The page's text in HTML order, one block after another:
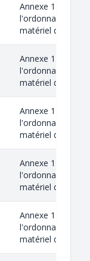
Annexe 1 de
l'ordonnance sur
matériel de guerre
Annexe 1 de
l'ordonnance sur
matériel de guerre
Annexe 1 de
l'ordonnance sur
matériel de guerre
Annexe 1 de
l'ordonnance sur
matériel de guerre
Annexe 1 de
l'ordonnance sur
matériel de guerre